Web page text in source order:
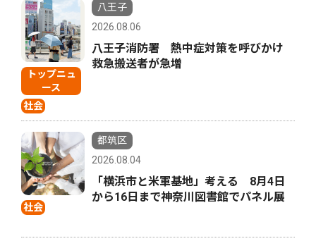
トップニュ
ース
社会
八王子
2026.08.06
八王子消防署 熱中症対策を呼びかけ
救急搬送者が急増
社会
都筑区
2026.08.04
「横浜市と米軍基地」考える 8月4日
から16日まで神奈川図書館でパネル展